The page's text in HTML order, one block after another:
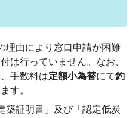
理由により窓口申請が困難
は行っていません。なお、
手数料は定額小為替にて釣
す。
築証明書」及び「認定低炭